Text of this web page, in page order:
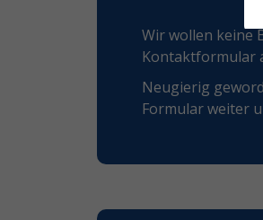
Wir wollen keine
Kontaktformular
Neugierig
Formular weiter